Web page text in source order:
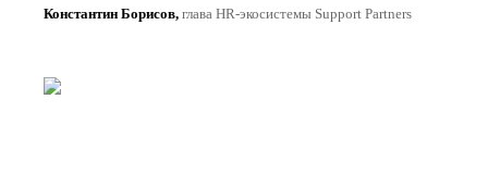
Константин Борисов, глава HR-экосистемы Support Partners